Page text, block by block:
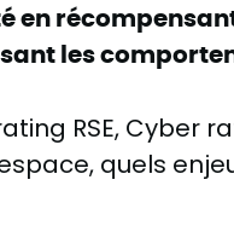
en
les
RSE, Cyber
quels